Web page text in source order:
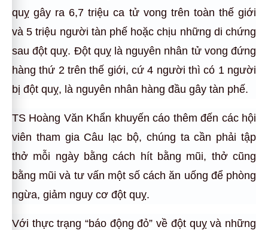
quỵ gây ra 6,7 triệu ca tử vong trên toàn thế giới
và 5 triệu người tàn phế hoặc chịu những di chứng
sau đột quỵ. Đột quỵ là nguyên nhân tử vong đứng
hàng thứ 2 trên thế giới, cứ 4 người thì có 1 người
bị đột quỵ, là nguyên nhân hàng đầu gây tàn phế.
TS Hoàng Văn Khẩn khuyến cáo thêm đến các hội
viên tham gia Câu lạc bộ, chúng ta cần phải tập
thở mỗi ngày bằng cách hít bằng mũi, thở cũng
bằng mũi và tư vấn một số cách ăn uống để phòng
ngừa, giảm nguy cơ đột quỵ.
Với thực trạng “báo động đỏ” về đột quỵ và những